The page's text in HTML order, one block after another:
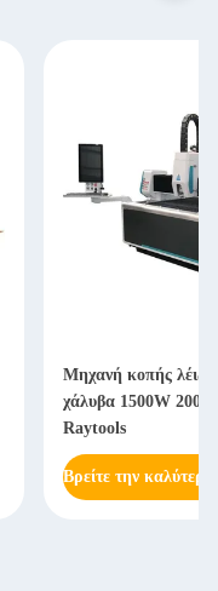
Μηχανή κοπής
χάλυβα 1500W
Raytools
Βρείτε την καλύτερη